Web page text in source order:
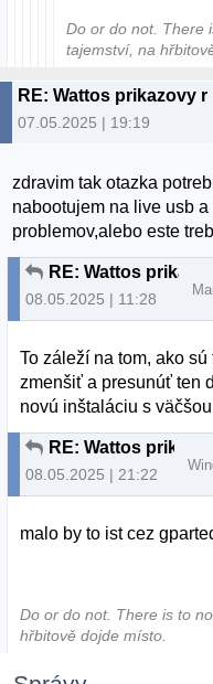
Do or do not. There
tajemství, na
RE: Wattos prikazovy
07.05.2025 | 19:19
zdravim tak otazka
nabootujem na live usb
problemov,alebo este
RE: Wattos
08.05.2025 | 11:28
To záleží na tom, ako
zmenšiť a presunúť ten
novú inštaláciu s
RE: Wattos
08.05.2025 | 21:22
malo by to ist cez
Do or do not. There is to
hřbitově dojde místo.